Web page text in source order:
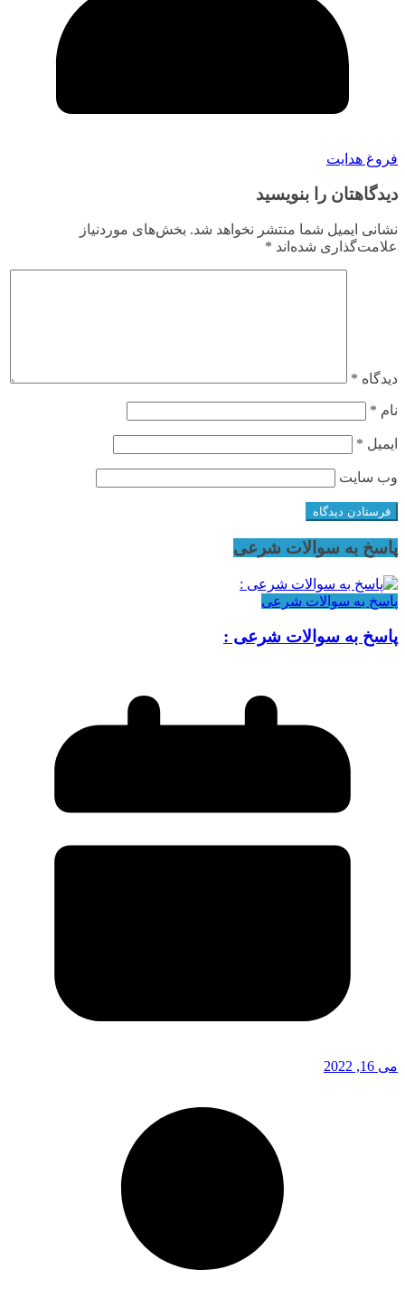
فروغ هدایت
دیدگاهتان را بنویسید
نشانی ایمیل شما منتشر نخواهد شد. بخش‌های موردنیاز
علامت‌گذاری شده‌اند *
دیدگاه *
نام *
ایمیل *
وب‌ سایت
پاسخ به سوالات شرعی
پاسخ به سوالات شرعی
پاسخ به سوالات شرعی :
می 16, 2022